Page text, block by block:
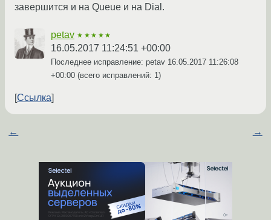
завершится и на Queue и на Dial.
petav ★★★★★
16.05.2017 11:24:51 +00:00
Последнее исправление: petav 16.05.2017 11:26:08
+00:00 (всего исправлений: 1)
Ссылка
← →